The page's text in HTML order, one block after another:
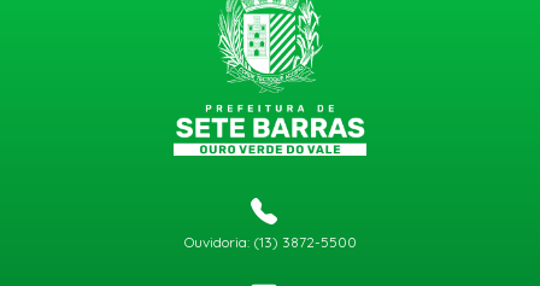
Ouvidoria: (13) 3872-5500